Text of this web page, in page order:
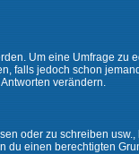
Um eine Umfrage
falls jedoch schon
verändern.
oder zu schreiben
du einen berechtigten